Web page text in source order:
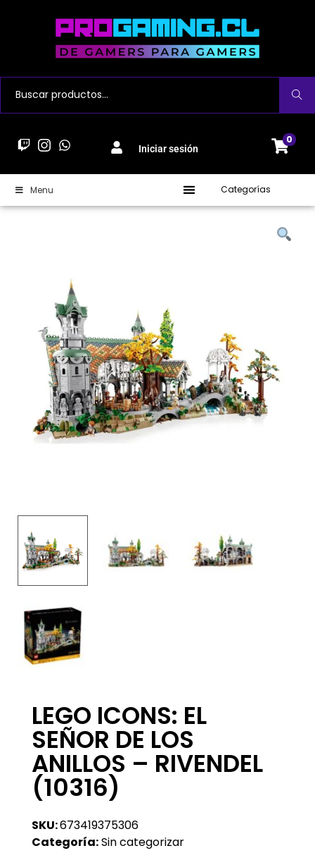
Buscar
Iniciar sesión
0
Menu Categorías
LEGO ICONS: EL
SEÑOR DE LOS
ANILLOS – RIVENDEL
(10316)
SKU:673419375306
Categoría:Sin categorizar